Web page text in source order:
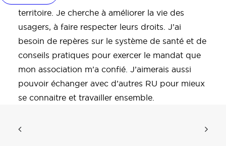
territoire. Je cherche à améliorer la vie des
usagers, à faire respecter leurs droits. J’ai
besoin de repères sur le système de santé et de
conseils pratiques pour exercer le mandat que
mon association m’a confié. J’aimerais aussi
pouvoir échanger avec d’autres RU pour mieux
se connaitre et travailler ensemble.